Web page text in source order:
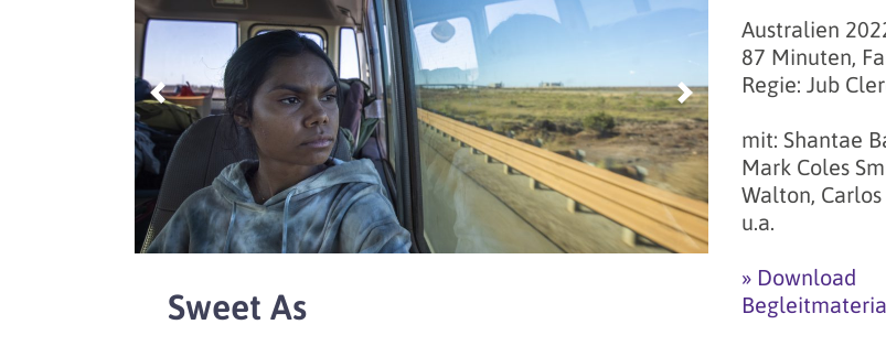
Previous Next
Sweet As
Australien
87 Minuten,
Regie: Jub
mit: Shantae
Mark Coles
Walton, Carlos
u.a.
» Download